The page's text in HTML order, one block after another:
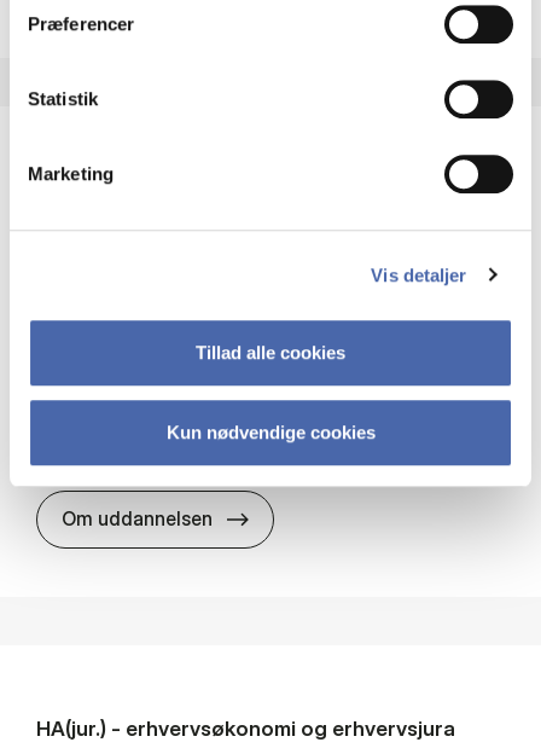
Præferencer
Statistik
Marketing
Vis detaljer
Tillad alle cookies
Kun nødvendige cookies
HA(it.) - erhvervs­økonomi og informations­
virksomheders muligheder og udfordringer inden
Organisation og ledelse
Om uddannelsen HA(it.) - erhvervs­økonomi og
HA(jur.) - erhvervs­økonomi og erhvervs­jura